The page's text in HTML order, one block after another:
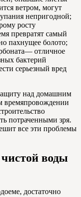
ветром, могут
непригодной;
росту
превратят самый
пахнущее болото;
отличное
бактерий
серьезный вред
над домашним
времяпровождении
потраченными зря.
все эти проблемы
воды
достаточно